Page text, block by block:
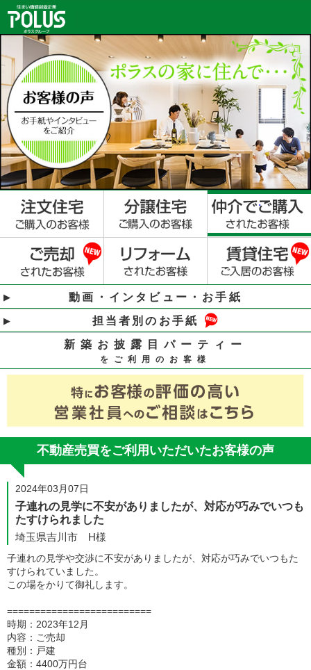
動画・インタビュー・お手紙
担当者別のお手紙
新築お披露目パーティー
をご利用のお客様
不動産売買をご利用いただいたお客様の声
2024年03月07日
子連れの見学に不安がありましたが、対応が巧みでいつも
たすけられました
埼玉県吉川市 H様
子連れの見学や交渉に不安がありましたが、対応が巧みでいつもた
すけられていました。
この場をかりて御礼します。
==========================
時期：2023年12月
内容：ご売却
種別：戸建
金額：4400万円台